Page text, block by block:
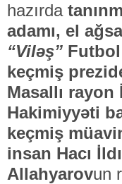
hazırda
adamı, el
“Viləş”
keçmiş
Masallı rayon
Hakimiyyəti
keçmiş
insan Hacı
Allahyarovun